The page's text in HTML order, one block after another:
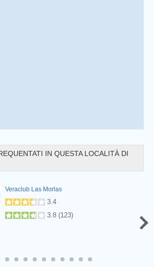
IN QUESTA LOCALITÀ DI
Veraclub Las Morlas
3.4
3.8 (123)